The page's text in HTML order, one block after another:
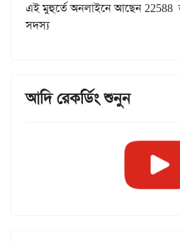
এই মুহুর্তে অনলাইনে আছেন
সদস্য
আদি রেকর্ডিং শুনুন